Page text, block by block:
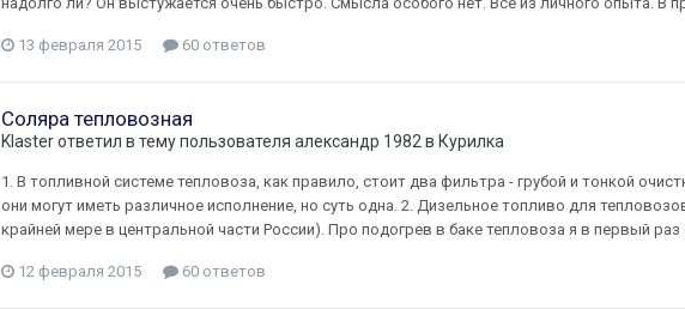
13 февраля 2015 60 ответов
Соляра тепловозная
Klasterответил в тему пользователя александр 1982 в Курилка
1. В топливной системе тепловоза, как правило, стоит два фильтра - грубой и тонкой
они могут иметь различное исполнение, но суть одна. 2. Дизельное топливо для
крайней мере в центральной части России). Про подогрев в баке тепловоза я в первый
12 февраля 2015 60 ответов